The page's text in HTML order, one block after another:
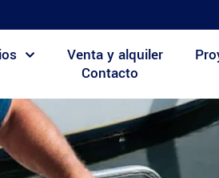
Venta y alquiler
Contacto